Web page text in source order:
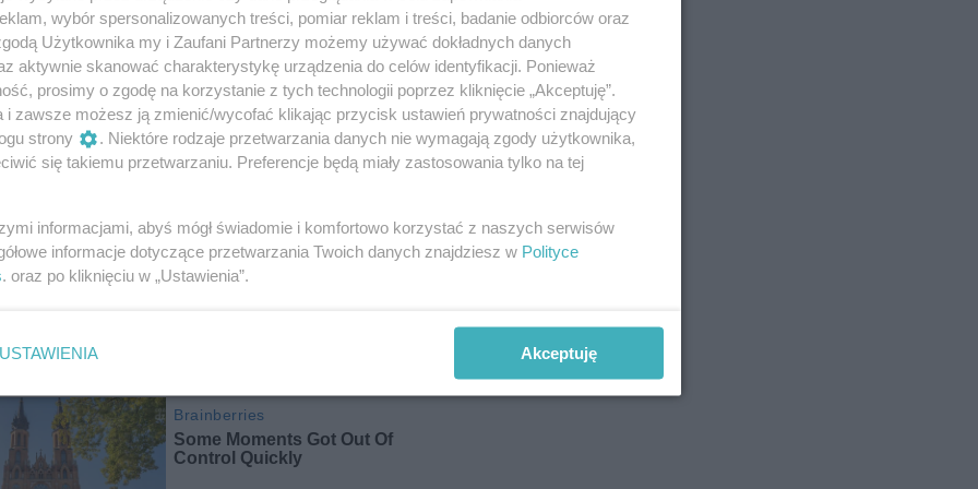
pięć półlitrowych soków dziennie. A to nie są tanie
1000 złotych miesięcznie.
Projekty Lady. Będzie udzielała wielu
olśnić. Jeszcze przez kilka dni Rozenek nie będzie
napojów dziennie. Dzięki temu jej
Jest absolutnie pewna, że dzięki temu będzie
wybór spersonalizowanych treści, pomiar reklam i treści, badanie odbiorców oraz
Użytkownika my i Zaufani Partnerzy możemy używać dokładnych danych
aktywnie skanować charakterystykę urządzenia do celów identyfikacji. Ponieważ
prosimy o zgodę na korzystanie z tych technologii poprzez kliknięcie „Akceptuję”.
i zawsze możesz ją zmienić/wycofać klikając przycisk ustawień prywatności znajdujący
strony
. Niektóre rodzaje przetwarzania danych nie wymagają zgody użytkownika,
się takiemu przetwarzaniu. Preferencje będą miały zastosowania tylko na tej
informacjami, abyś mógł świadomie i komfortowo korzystać z naszych serwisów
informacje dotyczące przetwarzania Twoich danych znajdziesz w Polityce
. oraz po kliknięciu w „Ustawienia”.
USTAWIENIA Akceptuję